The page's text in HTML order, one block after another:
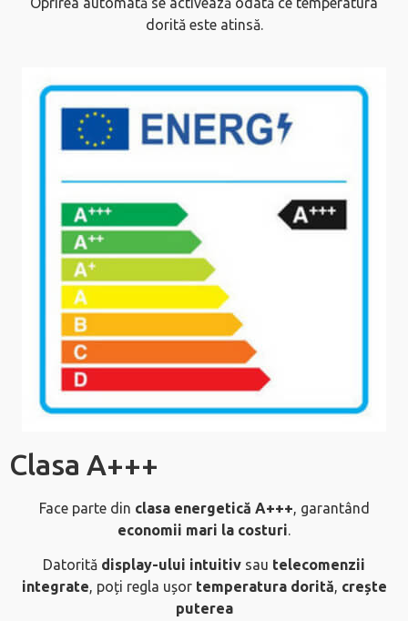
dorită este atinsă.
Clasa A+++
Face parte din clasa energetică A+++, garantând
economii mari la costuri.
Datorită display-ului intuitiv sau telecomenzii
integrate, poți regla ușor temperatura dorită, crește
puterea